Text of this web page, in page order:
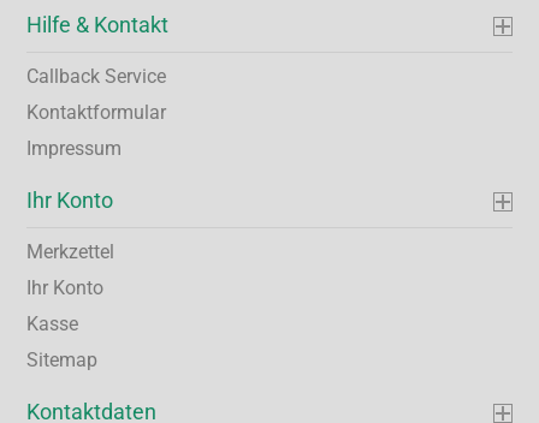
Hilfe & Kontakt
Callback Service
Kontaktformular
Impressum
Ihr Konto
Merkzettel
Ihr Konto
Kasse
Sitemap
Kontaktdaten